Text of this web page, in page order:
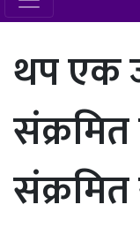
थप एक
संक्रमित